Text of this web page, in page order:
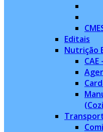
Editais
Nutrição